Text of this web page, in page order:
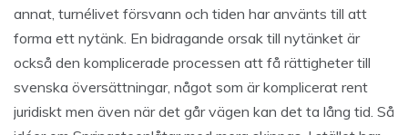
annat, turnélivet försvann och tiden har använts till att
forma ett nytänk. En bidragande orsak till nytänket är
också den komplicerade processen att få rättigheter till
svenska översättningar, något som är komplicerat rent
juridiskt men även när det går vägen kan det ta lång tid. Så